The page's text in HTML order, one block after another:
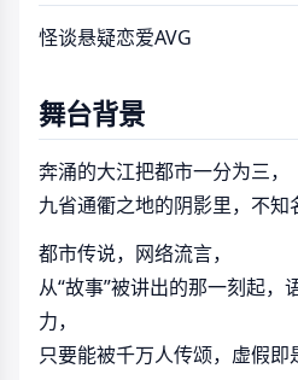
怪谈悬疑恋爱AVG
舞台背景
奔涌的大江把都市一分为三，
九省通衢之地的阴影里，不知
都市传说，网络流言，
从“故事”被讲出的那一刻起，
力，
只要能被千万人传颂，虚假即